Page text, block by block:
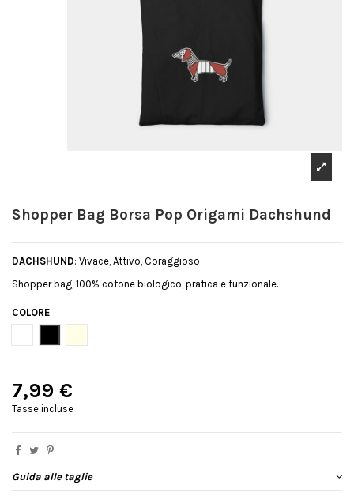
Shopper Bag Borsa Pop Origami Dachshund
DACHSHUND: Vivace, Attivo, Coraggioso
Shopper bag, 100% cotone biologico, pratica e funzionale.
COLORE
7,99 €
Tasse incluse
Guida alle taglie